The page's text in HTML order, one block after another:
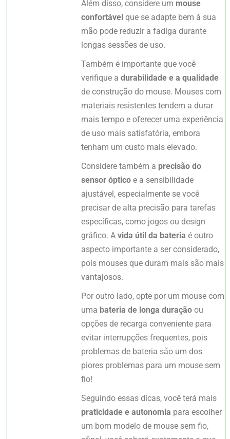
Além disso, considere um mouse
confortável que se adapte bem à sua
mão pode reduzir a fadiga durante
longas sessões de uso.
Também é importante que você
verifique adurabilidade e a qualidade
de construção do mouse. Mouses com
materiais resistentes tendem a durar
mais tempo e oferecer uma experiência
de uso mais satisfatória, embora
tenham um custo mais elevado.
Considere também a precisão do
sensor óptico e a sensibilidade
ajustável, especialmente se você
precisar de alta precisão para tarefas
específicas, como jogos ou design
gráfico. Avida útil da bateria é outro
aspecto importante a ser considerado,
pois mouses que duram mais são mais
vantajosos.
Por outro lado, opte por um mouse com
uma bateria de longa duração ou
opções de recarga conveniente para
evitar interrupções frequentes, pois
problemas de bateria são um dos
piores problemas para um mouse sem
fio!
Seguindo essas dicas, você terá mais
praticidade e autonomia para escolher
um bom modelo de mouse sem fio,